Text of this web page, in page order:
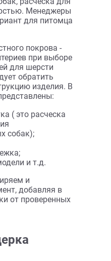
в соответствии
вы можете быть
для ухода за
санитарно-
сделаны из
для
как
например,
на выставку или
для собак
вы
любой товар с